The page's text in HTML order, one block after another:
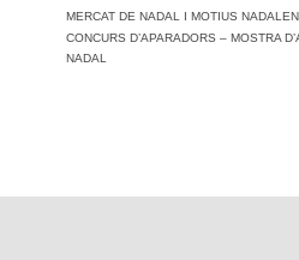
MERCAT DE NADAL I MOTIUS
CONCURS D’APARADORS – MOSTRA
NADAL